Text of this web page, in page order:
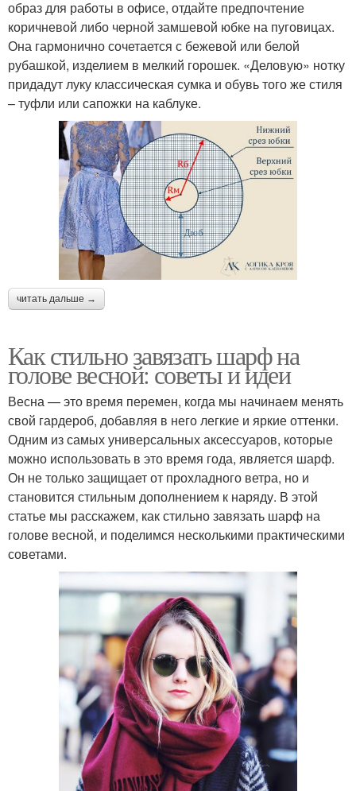
образ для работы в офисе, отдайте предпочтение
коричневой либо черной замшевой юбке на пуговицах.
Она гармонично сочетается с бежевой или белой
рубашкой, изделием в мелкий горошек. «Деловую» нотку
придадут луку классическая сумка и обувь того же стиля
– туфли или сапожки на каблуке.
читать дальше →
Как стильно завязать шарф на
голове весной: советы и идеи
Весна — это время перемен, когда мы начинаем менять
свой гардероб, добавляя в него легкие и яркие оттенки.
Одним из самых универсальных аксессуаров, которые
можно использовать в это время года, является шарф.
Он не только защищает от прохладного ветра, но и
становится стильным дополнением к наряду. В этой
статье мы расскажем, как стильно завязать шарф на
голове весной, и поделимся несколькими практическими
советами.